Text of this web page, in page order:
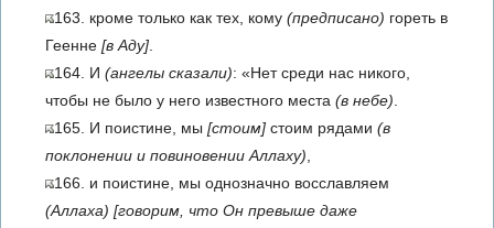
163. кроме только как тех, кому (предписано) гореть в
Геенне [в Аду]
164. И (ангелы сказали): «Нет среди нас никого,
чтобы не было у него известного места (в небе)
165. И поистине, мы [стоим] стоим рядами (в
поклонении и повиновении Аллаху)
166. и поистине, мы однозначно восславляем
(Аллаха) [говорим, что Он превыше даже